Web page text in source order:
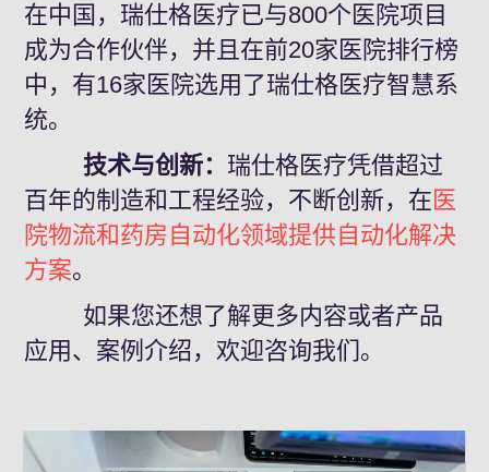
在中国，瑞仕格医疗已与800个医院项目
成为合作伙伴，并且在前20家医院排行榜
中，有16家医院选用了瑞仕格医疗智慧系
统。
技术与创新： 瑞仕格医疗凭借超过
百年的制造和工程经验，不断创新，在医
院物流和药房自动化领域提供自动化解决
方案。
如果您还想了解更多内容或者产品
应用、案例介绍，欢迎咨询我们。